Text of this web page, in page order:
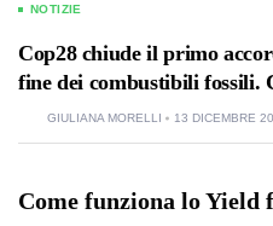
NOTIZIE
Cop28 chiude il primo
fine dei combustibili fossili.
GIULIANA MORELLI 13 DICEMBRE
Come funziona lo Yield